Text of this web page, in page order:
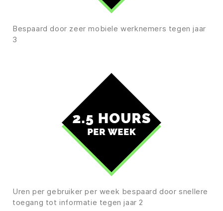
Bespaard door zeer mobiele werknemers tegen jaar
3
Uren per gebruiker per week bespaard door snellere
toegang tot informatie tegen jaar 2